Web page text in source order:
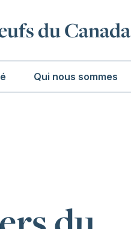
du Canada
Qui nous sommes